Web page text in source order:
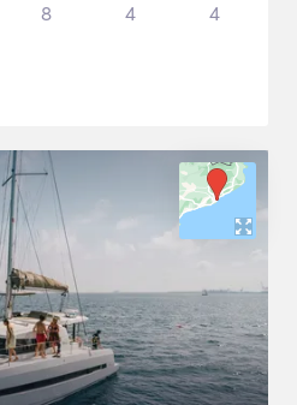
8 4 4